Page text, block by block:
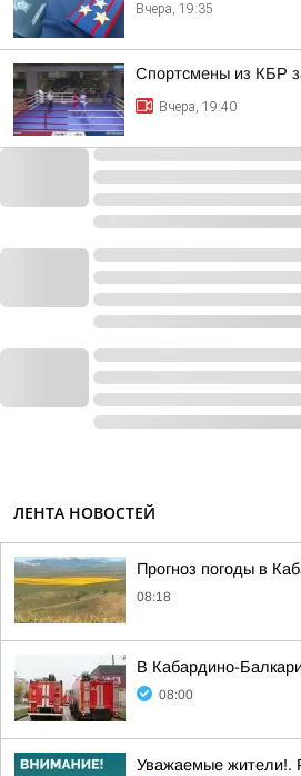
Вчера, 19:35
Спортсмены из КБР
Вчера, 19:40
ЛЕНТА НОВОСТЕЙ
Прогноз погоды в
08:18
В Кабардино-
08:00
Уважаемые жители!.